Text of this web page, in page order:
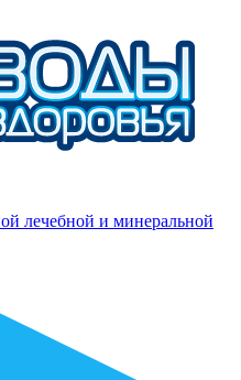
лечебной и минеральной